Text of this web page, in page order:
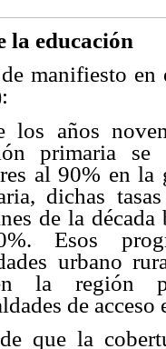
la educación
manifiesto
los años
primaria se
al 90% en la
dichas
de la década
Esos
urbano
la región
de
que la